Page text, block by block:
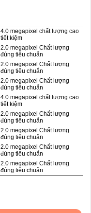
4.0 megapixel chất lượng cao
tiết kiệm
2.0 megapixel Chất lượng
đúng tiêu chuẩn
2.0 megapixel Chất lượng
đúng tiêu chuẩn
2.0 megapixel Chất lượng
đúng tiêu chuẩn
4.0 megapixel chất lượng cao
tiết kiệm
2.0 megapixel Chất lượng
đúng tiêu chuẩn
2.0 megapixel Chất lượng
đúng tiêu chuẩn
2.0 megapixel Chất lượng
đúng tiêu chuẩn
2.0 megapixel Chất lượng
đúng tiêu chuẩn